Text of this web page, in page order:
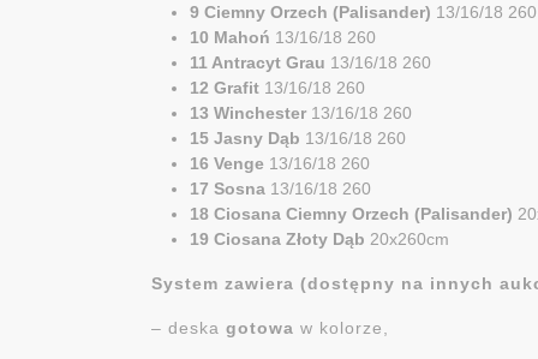
9 Ciemny Orzech (Palisander) 13/16/18 260
10 Mahoń 13/16/18 260
11 Antracyt Grau 13/16/18 260
12 Grafit 13/16/18 260
13 Winchester 13/16/18 260
15 Jasny Dąb 13/16/18 260
16 Venge 13/16/18 260
17 Sosna 13/16/18 260
18 Ciosana Ciemny Orzech (Palisander)
19 Ciosana Złoty Dąb 20x260cm
System zawiera (dostępny na innych
– deska gotowa w kolorze,